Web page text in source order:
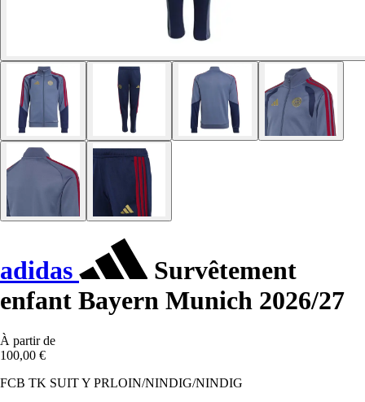
adidas
Survêtement
enfant Bayern Munich 2026/27
À partir de
100,00 €
FCB TK SUIT Y PRLOIN/NINDIG/NINDIG